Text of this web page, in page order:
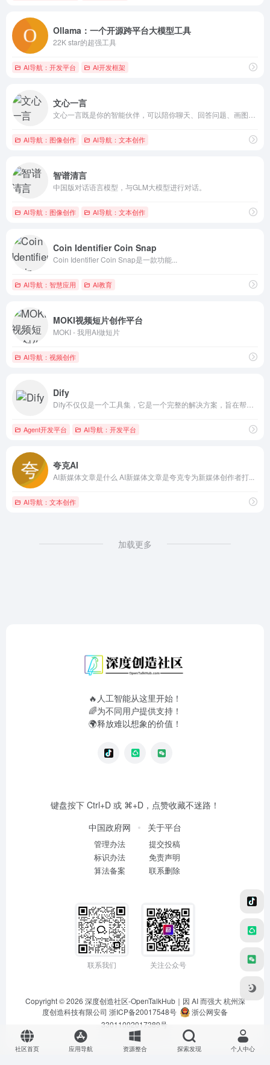
Ollama：一个开源跨平台大模型工具
22K star的超强工具
AI导航：开发平台 AI开发框架
文心一言
AI导航：图像创作 AI导航：文本创作
智谱清言
中国版对话语言模型，与GLM大模型进行对话。
AI导航：图像创作 AI导航：文本创作
Coin Identifier Coin Snap
Coin Identifier Coin Snap是一款功能...
AI导航：智慧应用 AI教育
MOKI视频短片创作平台
MOKI - 我用AI做短片
AI导航：视频创作
Dify
Agent开发平台 AI导航：开发平台
夸克AI
AI新媒体文章是什么 AI新媒体文章是夸克专为新媒体创作者打...
AI导航：文本创作
加载更多
🔥人工智能从这里开始！
🌈为不同用户提供支持！
🌍释放难以想象的价值！
键盘按下 Ctrl+D 或 ⌘+D，点赞收藏不迷路！
中国政府网
管理办法
标识办法
算法备案
关于平台
提交投稿
免责声明
联系删除
联系我们 关注公众号
Copyright © 2026 深度创造社区-OpenTalkHub｜因 AI 而强大 杭州深
度创造科技有限公司 浙ICP备20017548号
浙公网安备
33011002017389号
社区首页 应用导航 资源整合 探索发现 个人中心